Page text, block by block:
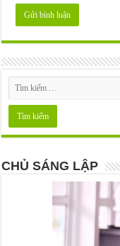
CHỦ SÁNG LẬP